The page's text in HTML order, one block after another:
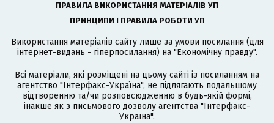
ПРАВИЛА ВИКОРИСТАННЯ МАТЕРІАЛІВ УП
ПРИНЦИПИ І ПРАВИЛА РОБОТИ УП
Використання матеріалів сайту лише за умови посилання (для
інтернет-видань - гіперпосилання) на "Економічну правду".
Всі матеріали, які розміщені на цьому сайті із посиланням на
агентство "Інтерфакс-Україна", не підлягають подальшому
відтворенню та/чи розповсюдженню в будь-якій формі,
інакше як з письмового дозволу агентства "Інтерфакс-
Україна".